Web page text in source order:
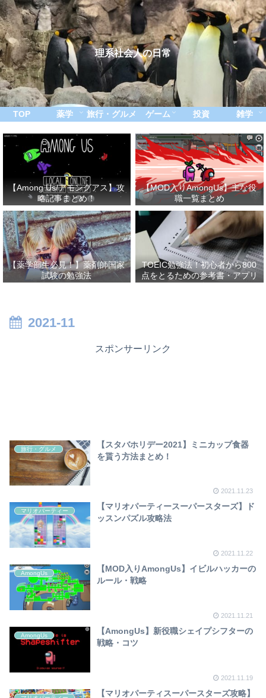
理系社会人の日常
TOP 薬学 旅行・グルメ ゲーム 投資 雑学
【Among Us/アモングアス】攻
略記事まとめ！
【MOD入りAmongUs】主な役
職一覧まとめ
【薬学部生必見！】薬剤師国家
試験の勉強法
TOEIC勉強法！初心者から800
点をとるための参考書・アプリ
を紹介！
2021-11
スポンサーリンク
旅行・グルメ
【スタバホリデー2021】ミニカップ食器
を貰う方法まとめ！
2021.11.23
マリオパーティー
【マリオパーティースーパースターズ】ド
ッスンパズル攻略法
2021.11.22
AmongUs
【MOD入りAmongUs】イビルハッカーの
ルール・戦略
2021.11.21
AmongUs
【AmongUs】新役職シェイプシフターの
戦略・コツ
2021.11.19
【マリオパーティスーパースターズ攻略】